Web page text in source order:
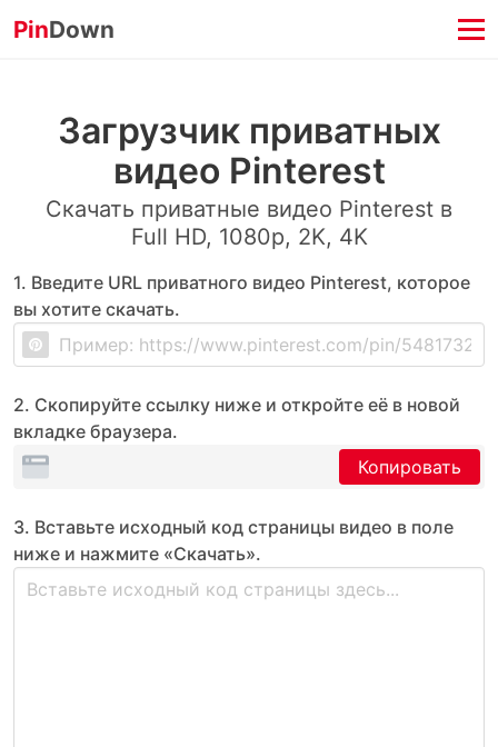
PinDown
Загрузчик приватных
видео Pinterest
Скачать приватные видео Pinterest в
Full HD, 1080p, 2K, 4K
1. Введите URL приватного видео Pinterest, которое
вы хотите скачать.
2. Скопируйте ссылку ниже и откройте её в новой
вкладке браузера.
Копировать
3. Вставьте исходный код страницы видео в поле
ниже и нажмите «Скачать».